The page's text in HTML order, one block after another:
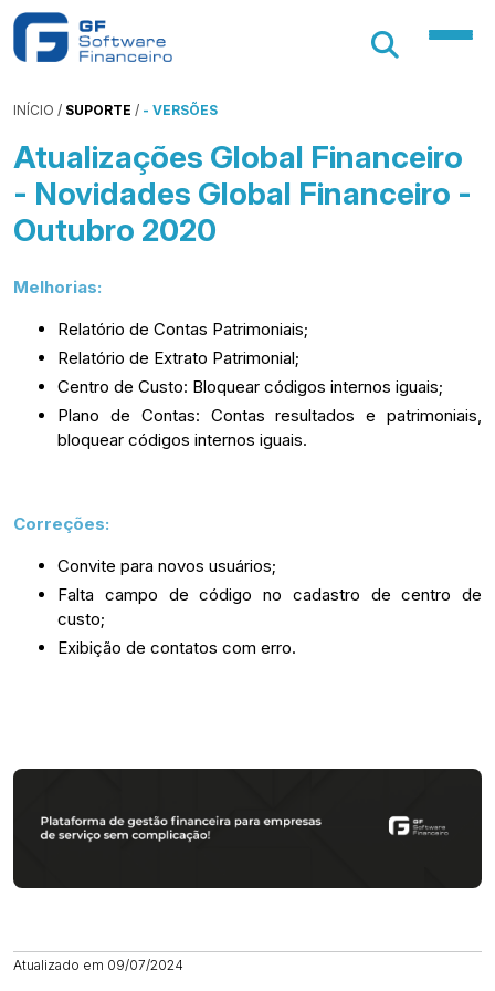
INÍCIO / SUPORTE / - VERSÕES
Atualizações Global Financeiro
- Novidades Global Financeiro -
Outubro 2020
Melhorias:
Relatório de Contas Patrimoniais;
Relatório de Extrato Patrimonial;
Centro de Custo: Bloquear códigos internos iguais;
Plano de Contas: Contas resultados e patrimoniais,
bloquear códigos internos iguais.
Correções:
Convite para novos usuários;
Falta campo de código no cadastro de centro de
custo;
Exibição de contatos com erro.
Atualizado em 09/07/2024